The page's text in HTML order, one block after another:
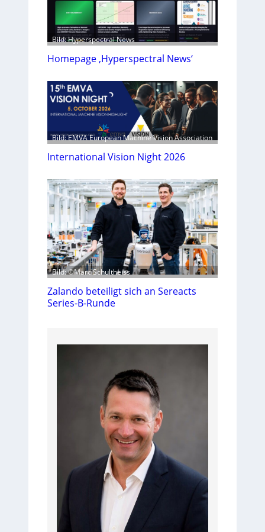
Bild: Hyperspectral News
Homepage ‚Hyperspectral News‘
Bild: EMVA European Machine Vision Association
International Vision Night 2026
Bild: ©Marc Schultheiss
Zalando beteiligt sich an Sereacts
Series-B-Runde